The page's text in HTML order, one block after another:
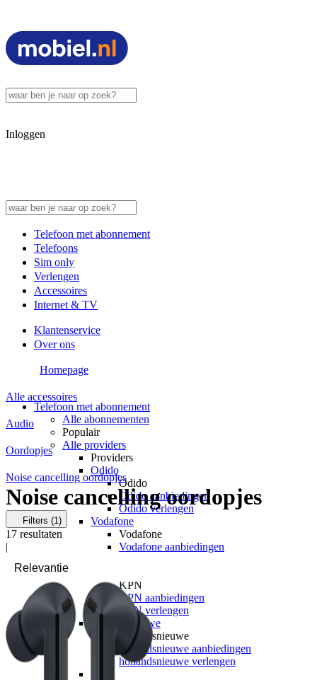
Inloggen
Telefoon met abonnement
Telefoons
Sim only
Verlengen
Accessoires
Internet & TV
Klantenservice
Over ons
Telefoon met abonnement
Alle abonnementen
Populair
Alle providers
Providers
Odido
Odido
Odido aanbiedingen
Odido verlengen
Vodafone
Vodafone
Vodafone aanbiedingen
KPN
KPN aanbiedingen
KPN verlengen
hollandsnieuwe
hollandsnieuwe
hollandsnieuwe aanbiedingen
hollandsnieuwe verlengen
Homepage
Alle accessoires
Audio
Oordopjes
Noise cancelling oordopjes
Noise cancelling oordopjes
Filters (1)
17 resultaten
|